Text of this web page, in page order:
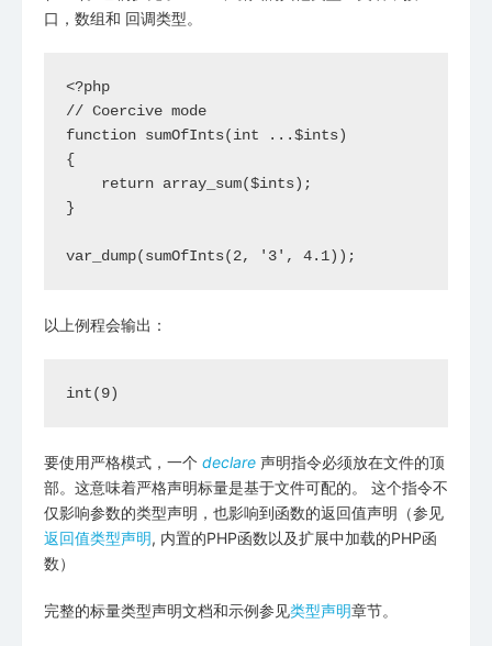
口， 数组和 回调类型。
<?php
// Coercive mode
function sumOfInts(int ...$ints)
{
    return array_sum($ints);
}
var_dump(sumOfInts(2, '3', 4.1));
以上例程会输出：
要使用严格模式，一个 declare 声明指令必须放在文件的顶
部。这意味着严格声明标量是基于文件可配的。 这个指令不
仅影响参数的类型声明，也影响到函数的返回值声明（参见
返回值类型声明, 内置的PHP函数以及扩展中加载的PHP函
数）
完整的标量类型声明文档和示例参见类型声明章节。